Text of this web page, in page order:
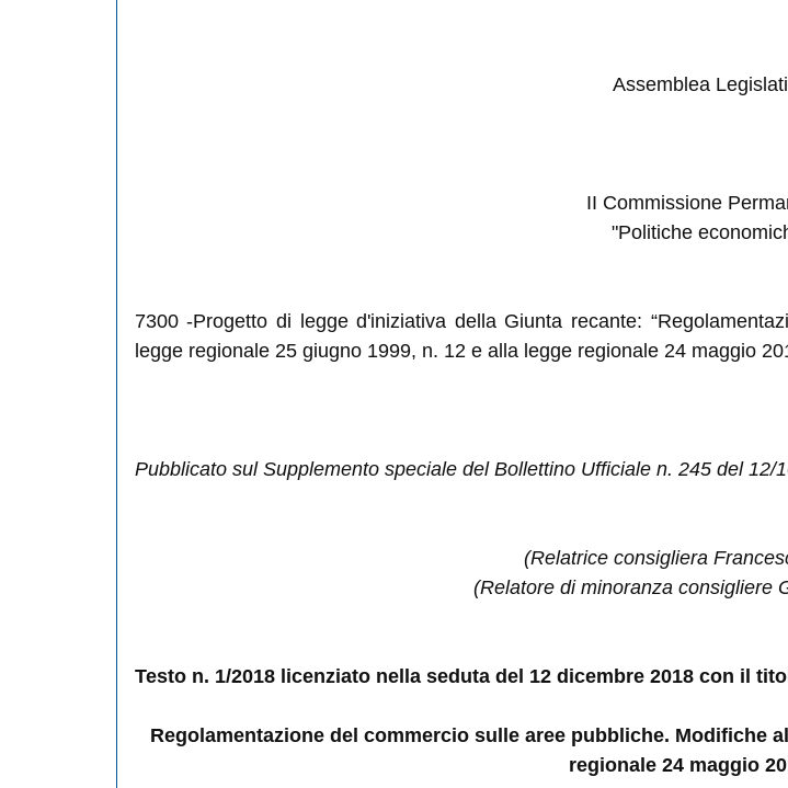
Assemblea
II Commissione
"Politiche
7300-Progetto di legge d'iniziativa della Giunta recante: “
legge regionale 25 giugno 1999, n. 12 e alla legge regionale 24 maggio
Pubblicato sul Supplemento speciale del Bollettino Ufficiale n. 245 del 12/
(Relatrice consigliera
(Relatore di minoranza consigliere
Testo n. 1/2018 licenziato nella seduta del 12 dicembre 2018 con il
Regolamentazione del commercio sulle aree pubbliche. Modifiche
regionale 24 maggio